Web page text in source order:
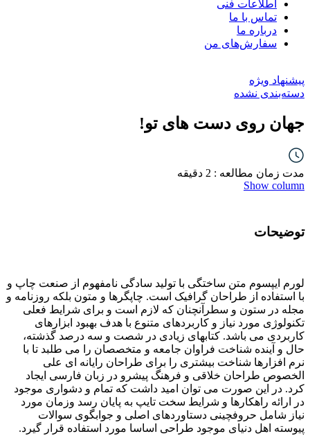
اطلاعات فنی
تماس با ما
درباره ما
سفارش‌های من
پیشنهاد ویژه
دسته‌بندی نشده
جهان روی دست های تو!
مدت زمان مطالعه : 2 دقیقه
Show column
توضیحات
لورم ایپسوم متن ساختگی با تولید سادگی نامفهوم از صنعت چاپ و
با استفاده از طراحان گرافیک است. چاپگرها و متون بلکه روزنامه و
مجله در ستون و سطرآنچنان که لازم است و برای شرایط فعلی
تکنولوژی مورد نیاز و کاربردهای متنوع با هدف بهبود ابزارهای
کاربردی می باشد. کتابهای زیادی در شصت و سه درصد گذشته،
حال و آینده شناخت فراوان جامعه و متخصصان را می طلبد تا با
نرم افزارها شناخت بیشتری را برای طراحان رایانه ای علی
الخصوص طراحان خلاقی و فرهنگ پیشرو در زبان فارسی ایجاد
کرد. در این صورت می توان امید داشت که تمام و دشواری موجود
در ارائه راهکارها و شرایط سخت تایپ به پایان رسد وزمان مورد
نیاز شامل حروفچینی دستاوردهای اصلی و جوابگوی سوالات
پیوسته اهل دنیای موجود طراحی اساسا مورد استفاده قرار گیرد.